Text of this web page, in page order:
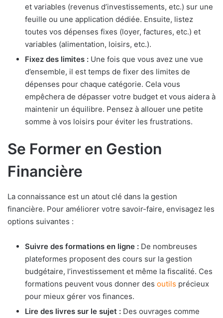
et variables (revenus d’investissements, etc.) sur une
feuille ou une application dédiée. Ensuite, listez
toutes vos dépenses fixes (loyer, factures, etc.) et
variables (alimentation, loisirs, etc.).
Fixez des limites : Une fois que vous avez une vue
d’ensemble, il est temps de fixer des limites de
dépenses pour chaque catégorie. Cela vous
empêchera de dépasser votre budget et vous aidera à
maintenir un équilibre. Pensez à allouer une petite
somme à vos loisirs pour éviter les frustrations.
Se Former en Gestion
Financière
La connaissance est un atout clé dans la gestion
financière. Pour améliorer votre savoir-faire, envisagez les
options suivantes :
Suivre des formations en ligne : De nombreuses
plateformes proposent des cours sur la gestion
budgétaire, l’investissement et même la fiscalité. Ces
formations peuvent vous donner des outils précieux
pour mieux gérer vos finances.
Lire des livres sur le sujet : Des ouvrages comme